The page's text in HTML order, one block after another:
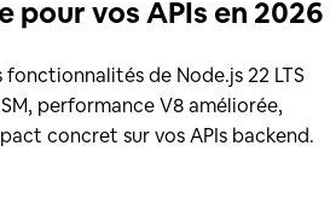
pour vos APIs en 2026
de Node.js 22 LTS
performance V8 améliorée,
concret sur vos APIs backend.